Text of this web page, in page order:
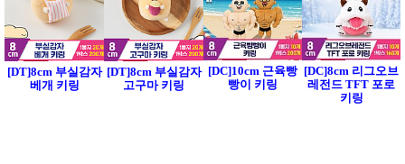
[DT]8cm 부실감자
베개 키링
[DT]8cm 부실감자
고구마 키링
[DC]10cm 근육빵
빵이 키링
[DC]8cm 리그오브
레전드 TFT 포로
키링